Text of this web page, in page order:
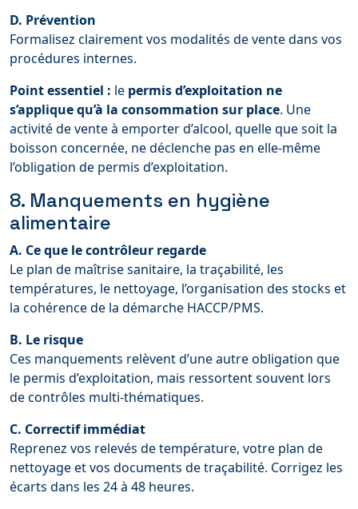
D. Prévention
Formalisez clairement vos modalités de vente dans vos
procédures internes.
Point essentiel : le permis d’exploitation ne
s’applique qu’à la consommation sur place. Une
activité de vente à emporter d’alcool, quelle que soit la
boisson concernée, ne déclenche pas en elle-même
l’obligation de permis d’exploitation.
8. Manquements en hygiène
alimentaire
A. Ce que le contrôleur regarde
Le plan de maîtrise sanitaire, la traçabilité, les
températures, le nettoyage, l’organisation des stocks et
la cohérence de la démarche HACCP/PMS.
B. Le risque
Ces manquements relèvent d’une autre obligation que
le permis d’exploitation, mais ressortent souvent lors
de contrôles multi-thématiques.
C. Correctif immédiat
Reprenez vos relevés de température, votre plan de
nettoyage et vos documents de traçabilité. Corrigez les
écarts dans les 24 à 48 heures.